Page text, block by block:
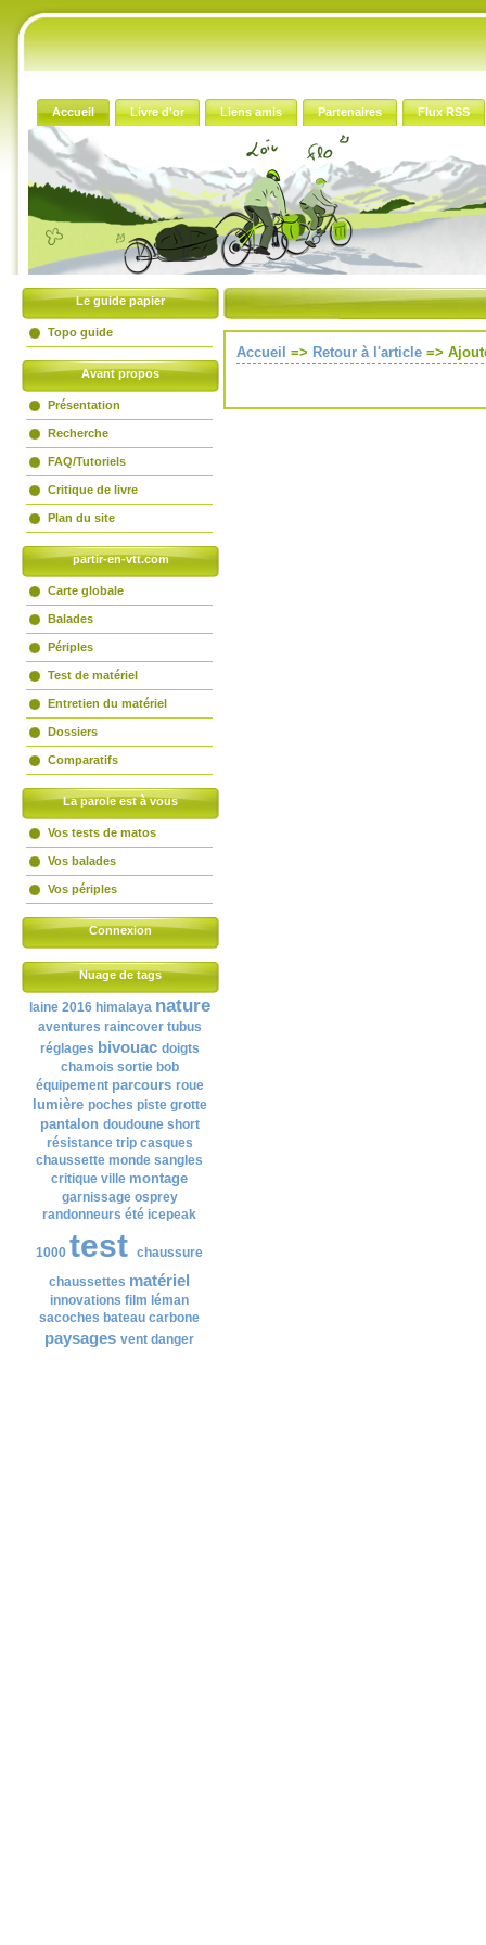
Accueil Livre d'or Liens amis Partenaires Flux RSS
Le guide papier
Topo guide
Avant propos
Présentation
Recherche
FAQ/Tutoriels
Critique de livre
Plan du site
partir-en-vtt.com
Carte globale
Balades
Périples
Test de matériel
Entretien du matériel
Dossiers
Comparatifs
La parole est à vous
Vos tests de matos
Vos balades
Vos périples
Connexion
Nuage de tags
laine 2016 himalaya nature
aventures raincover tubus
réglages bivouac doigts
chamois sortie bob
équipement parcours roue
lumière poches piste grotte
pantalon doudoune short
résistance trip casques
chaussette monde sangles
critique ville montage
garnissage osprey
randonneurs été icepeak
1000 test chaussure
chaussettes matériel
innovations film léman
sacoches bateau carbone
paysages vent danger
Accueil => Retour à l'article =>